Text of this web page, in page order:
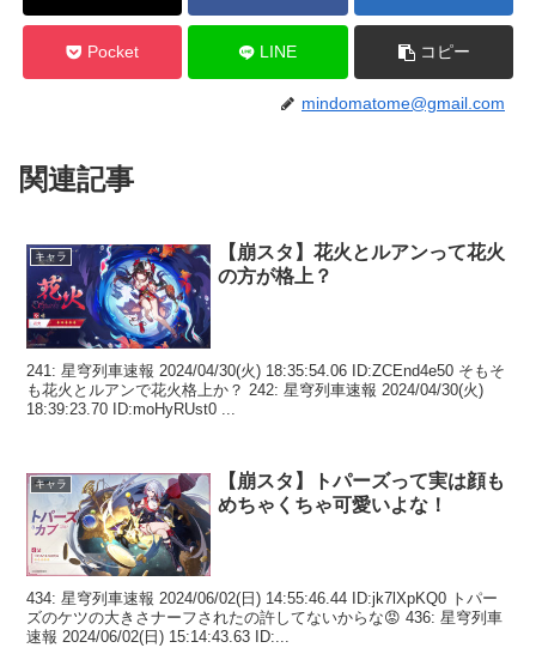
Pocket LINE コピー
mindomatome@gmail.com
関連記事
キャラ
【崩スタ】花火とルアンって花火
の方が格上？
241: 星穹列車速報 2024/04/30(火) 18:35:54.06 ID:ZCEnd4e50 そもそ
も花火とルアンで花火格上か？ 242: 星穹列車速報 2024/04/30(火)
18:39:23.70 ID:moHyRUst0 ...
キャラ
【崩スタ】トパーズって実は顔も
めちゃくちゃ可愛いよな！
434: 星穹列車速報 2024/06/02(日) 14:55:46.44 ID:jk7lXpKQ0 トパー
ズのケツの大きさナーフされたの許してないからな😡 436: 星穹列車
速報 2024/06/02(日) 15:14:43.63 ID:...